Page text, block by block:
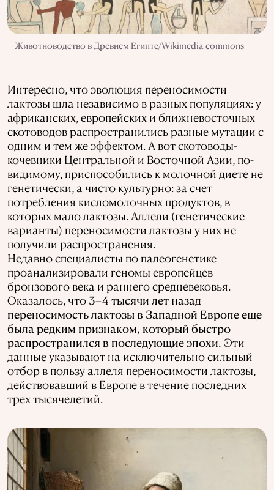
Животноводство в Древнем Египте/Wikimedia commons
Интересно, что эволюция переносимости
лактозы шла независимо в разных популяциях: у
африканских, европейских и ближневосточных
скотоводов распространились разные мутации с
одним и тем же эффектом. А вот скотоводы-
кочевники Центральной и Восточной Азии, по-
видимому, приспособились к молочной диете не
генетически, а чисто культурно: за счет
потребления кисломолочных продуктов, в
которых мало лактозы. Аллели (генетические
варианты) переносимости лактозы у них не
получили распространения.
Недавно специалисты по палеогенетике
проанализировали геномы европейцев
бронзового века и раннего средневековья.
Оказалось, что 3–4 тысячи лет назад
переносимость лактозы в Западной Европе еще
была редким признаком, который быстро
распространился в последующие эпохи. Эти
данные указывают на исключительно сильный
отбор в пользу аллеля переносимости лактозы,
действовавший в Европе в течение последних
трех тысячелетий.